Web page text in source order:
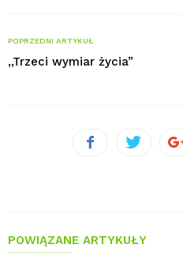
POPRZEDNI ARTYKUŁ
,,Trzeci wymiar życia”
POWIĄZANE ARTYKUŁY